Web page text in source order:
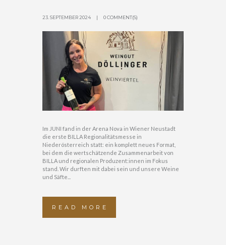
23. SEPTEMBER 2024 0 COMMENT(S)
Im JUNI fand in der Arena Nova in Wiener Neustadt
die erste BILLA Regionalitätsmesse in
Niederösterreich statt: ein komplett neues Format,
bei dem die wertschätzende Zusammenarbeit von
BILLA und regionalen Produzent:innen im Fokus
stand. Wir durften mit dabei sein und unsere Weine
und Säfte...
READ MORE